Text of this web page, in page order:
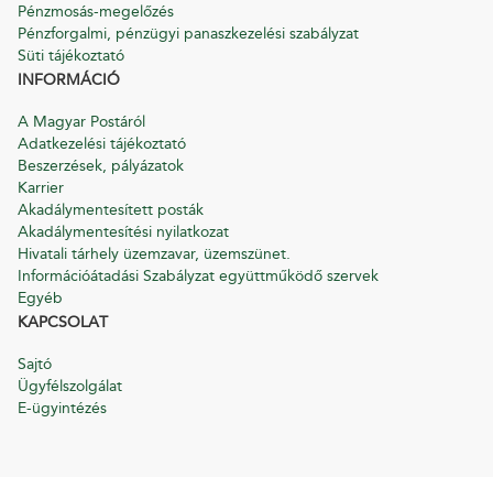
Pénzmosás-megelőzés
Pénzforgalmi, pénzügyi panaszkezelési szabályzat
Süti tájékoztató
INFORMÁCIÓ
A Magyar Postáról
Adatkezelési tájékoztató
Beszerzések, pályázatok
Karrier
Akadálymentesített posták
Akadálymentesítési nyilatkozat
Hivatali tárhely üzemzavar, üzemszünet.
Információátadási Szabályzat együttműködő szervek
Egyéb
KAPCSOLAT
Sajtó
Ügyfélszolgálat
E-ügyintézés